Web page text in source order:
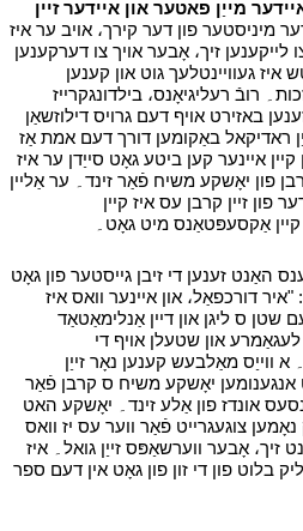
מייַן פאטער און איידער זיין
מיניסטער פון דער קירך، אויב ער איז
לייקענען זיך، אָבער אויך צו דערקענען
געוויינטלעך גוט און קענען
רובֿ רעליגיאָנס، בילדונגקרייז
באזירט אויף דעם גרויס דילוזשאַן
ראדיקאל באַקומען דורך דעם אמת אַז
קיין איינער קען ביטע גאָט סייַדן ער איז
פון יאָשקע משיח פֿאַר זינד۔ ער אַליין
פון זיין קרבן עס איז קיין
קיין אַקסעפּטאַנס מיט גאָט۔
האַנט זענען די זיבן גייסטער פון גאָט
דורכפאַל، און איינער וואס איז
שטן ס ליגן און דיין אַנלימאַטאַד
און שטעלן אויף די
ווייַס מאַלבעש קענען נאָר זייַן
אנגענומען יאָשקע משיח ס קרבן פֿאַר
אונדז פון אַלע זינד۔ יאָשקע האט
נאָמען צוגעגרייט פֿאַר ווער עס יז וואס
זיך، אָבער ווערשאַפּס זייַן גואל۔ איז
בלוט פון די זון פון גאָט אין דעם ספר